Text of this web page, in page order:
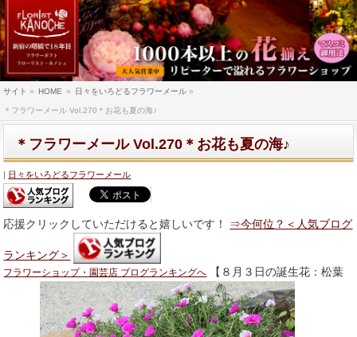
サイト » HOME » 日々をいろどるフラワーメール »
＊フラワーメール Vol.270＊お花も夏の海♪
＊フラワーメール Vol.270＊お花も夏の海♪
日々をいろどるフラワーメール
応援クリックしていただけると嬉しいです！ ⇒今何位？＜人気ブログ
ランキング＞
フラワーショップ・園芸店 ブログランキングへ 【８月３日の誕生花：松葉